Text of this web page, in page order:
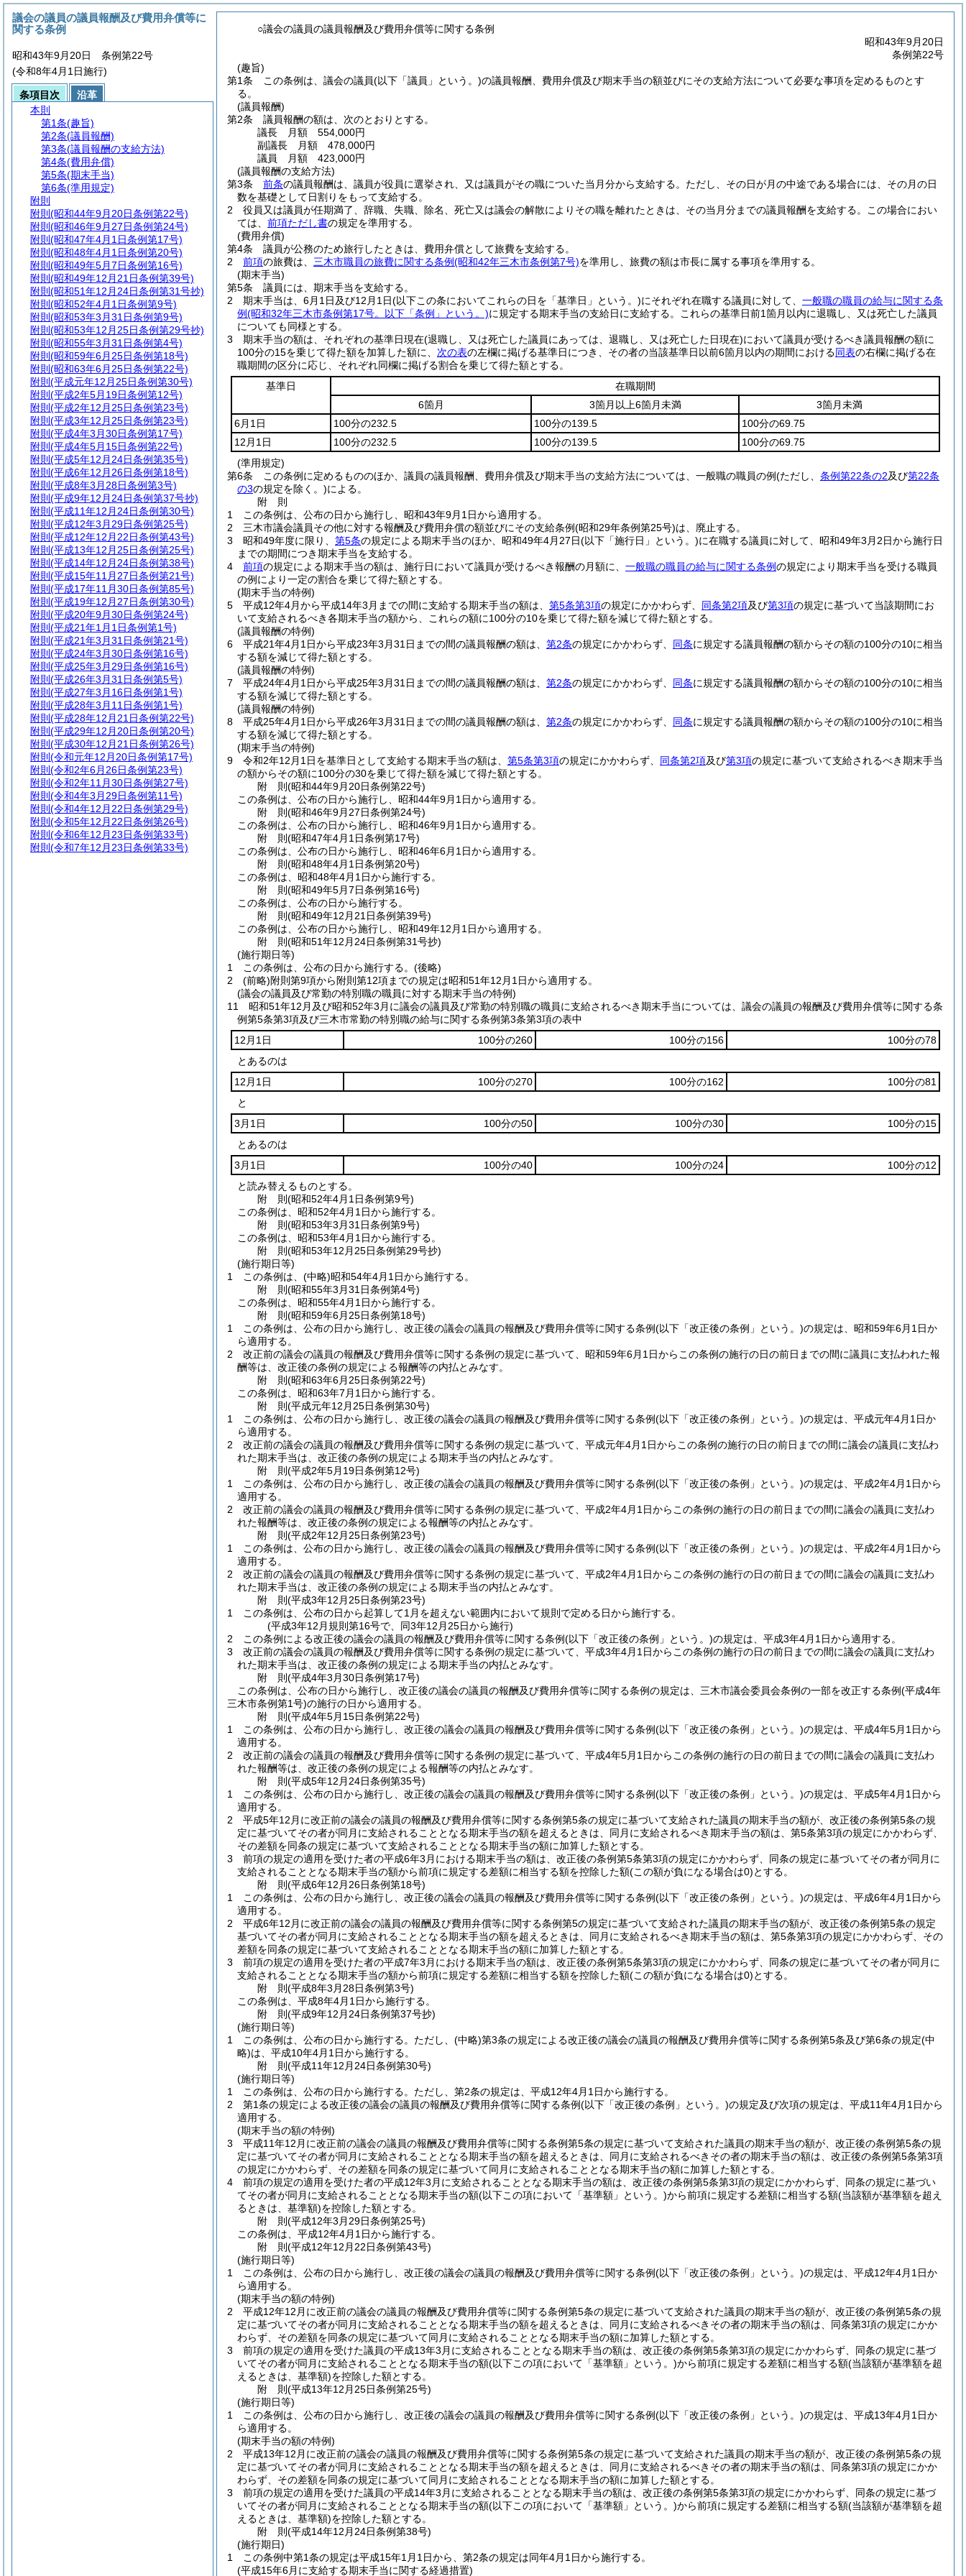
○議会の議員の議員報酬及び費用弁償等に関する条例
昭和43年9月20日
条例第22号
(趣旨)
第1条
この条例は、議会の議員(以下「議員」という。)の議員報酬、費用弁償及び期末手当の額並びにその支給方法について必要な事項を定めるものとす
る。
(議員報酬)
第2条
議員報酬の額は、次のとおりとする。
議長 月額 554,000円
副議長 月額 478,000円
議員 月額 423,000円
(議員報酬の支給方法)
第3条
前条の議員報酬は、議員が役員に選挙され、又は議員がその職についた当月分から支給する。 ただし、その日が月の中途である場合には、その月の日
数を基礎として日割りをもって支給する。
2
役員又は議員が任期満了、辞職、失職、除名、死亡又は議会の解散によりその職を離れたときは、その当月分までの議員報酬を支給する。
この場合におい
ては、 前項ただし書の規定を準用する。
(費用弁償)
第4条
議員が公務のため旅行したときは、費用弁償として旅費を支給する。
2
前項の旅費は、 三木市職員の旅費に関する条例(昭和42年三木市条例第7号)を準用し、旅費の額は市長に属する事項を準用する。
(期末手当)
第5条
議員には、期末手当を支給する。
2
期末手当は、6月1日及び12月1日(以下この条においてこれらの日を「基準日」という。)にそれぞれ在職する議員に対して、 一般職の職員の給与に関する条
例(昭和32年三木市条例第17号。以下「条例」という。)に規定する期末手当の支給日に支給する。
これらの基準日前1箇月以内に退職し、又は死亡した議員
についても同様とする。
3
期末手当の額は、それぞれの基準日現在(退職し、又は死亡した議員にあっては、退職し、又は死亡した日現在)において議員が受けるべき議員報酬の額に
100分の15を乗じて得た額を加算した額に、 次の表の左欄に掲げる基準日につき、その者の当該基準日以前6箇月以内の期間における同表の右欄に掲げる在
職期間の区分に応じ、それぞれ同欄に掲げる割合を乗じて得た額とする。
基準日
在職期間
6箇月
3箇月以上6箇月未満
3箇月未満
6月1日
100分の232.5 100分の139.5
100分の69.75
12月1日
100分の232.5 100分の139.5
100分の69.75
(準用規定)
第6条
この条例に定めるもののほか、議員の議員報酬、費用弁償及び期末手当の支給方法については、一般職の職員の例(ただし、 条例第22条の2及び第22条
の3の規定を除く。)による。
附 則
1
この条例は、公布の日から施行し、昭和43年9月1日から適用する。
2
三木市議会議員その他に対する報酬及び費用弁償の額並びにその支給条例(昭和29年条例第25号)は、廃止する。
3
昭和49年度に限り、 第5条の規定による期末手当のほか、昭和49年4月27日(以下「施行日」という。)に在職する議員に対して、昭和49年3月2日から施行日
までの期間につき期末手当を支給する。
4
前項の規定による期末手当の額は、施行日において議員が受けるべき報酬の月額に、 一般職の職員の給与に関する条例の規定により期末手当を受ける職員
の例により一定の割合を乗じて得た額とする。
(期末手当の特例)
5
平成12年4月から平成14年3月までの間に支給する期末手当の額は、 第5条第3項の規定にかかわらず、 同条第2項及び第3項の規定に基づいて当該期間にお
いて支給されるべき各期末手当の額から、これらの額に100分の10を乗じて得た額を減じて得た額とする。
(議員報酬の特例)
6
平成21年4月1日から平成23年3月31日までの間の議員報酬の額は、 第2条の規定にかかわらず、 同条に規定する議員報酬の額からその額の100分の10に相当
する額を減じて得た額とする。
(議員報酬の特例)
7
平成24年4月1日から平成25年3月31日までの間の議員報酬の額は、 第2条の規定にかかわらず、 同条に規定する議員報酬の額からその額の100分の10に相当
する額を減じて得た額とする。
(議員報酬の特例)
8
平成25年4月1日から平成26年3月31日までの間の議員報酬の額は、 第2条の規定にかかわらず、 同条に規定する議員報酬の額からその額の100分の10に相当
する額を減じて得た額とする。
(期末手当の特例)
9
令和2年12月1日を基準日として支給する期末手当の額は、 第5条第3項の規定にかかわらず、 同条第2項及び第3項の規定に基づいて支給されるべき期末手当
の額からその額に100分の30を乗じて得た額を減じて得た額とする。
附 則(昭和44年9月20日条例第22号)
この条例は、公布の日から施行し、昭和44年9月1日から適用する。
附 則(昭和46年9月27日条例第24号)
この条例は、公布の日から施行し、昭和46年9月1日から適用する。
附 則(昭和47年4月1日条例第17号)
この条例は、公布の日から施行し、昭和46年6月1日から適用する。
附 則(昭和48年4月1日条例第20号)
この条例は、昭和48年4月1日から施行する。
附 則(昭和49年5月7日条例第16号)
この条例は、公布の日から施行する。
附 則(昭和49年12月21日条例第39号)
この条例は、公布の日から施行し、昭和49年12月1日から適用する。
附 則(昭和51年12月24日条例第31号抄)
(施行期日等)
1
この条例は、公布の日から施行する。 (後略)
2
(前略)附則第9項から附則第12項までの規定は昭和51年12月1日から適用する。
(議会の議員及び常勤の特別職の職員に対する期末手当の特例)
11
昭和51年12月及び昭和52年3月に議会の議員及び常勤の特別職の職員に支給されるべき期末手当については、議会の議員の報酬及び費用弁償等に関する条
例第5条第3項及び三木市常勤の特別職の給与に関する条例第3条第3項の表中
12月1日
100分の260 100分の156
100分の78
とあるのは
12月1日
100分の270 100分の162
100分の81
と
3月1日
100分の50 100分の30
100分の15
とあるのは
3月1日
100分の40 100分の24
100分の12
と読み替えるものとする。
附 則(昭和52年4月1日条例第9号)
この条例は、昭和52年4月1日から施行する。
附 則(昭和53年3月31日条例第9号)
この条例は、昭和53年4月1日から施行する。
附 則(昭和53年12月25日条例第29号抄)
(施行期日等)
1
この条例は、 (中略)昭和54年4月1日から施行する。
附 則(昭和55年3月31日条例第4号)
この条例は、昭和55年4月1日から施行する。
附 則(昭和59年6月25日条例第18号)
1
この条例は、公布の日から施行し、改正後の議会の議員の報酬及び費用弁償等に関する条例(以下「改正後の条例」という。)の規定は、昭和59年6月1日か
ら適用する。
2
改正前の議会の議員の報酬及び費用弁償等に関する条例の規定に基づいて、昭和59年6月1日からこの条例の施行の日の前日までの間に議員に支払われた報
酬等は、改正後の条例の規定による報酬等の内払とみなす。
附 則(昭和63年6月25日条例第22号)
この条例は、昭和63年7月1日から施行する。
附 則(平成元年12月25日条例第30号)
1
この条例は、公布の日から施行し、改正後の議会の議員の報酬及び費用弁償等に関する条例(以下「改正後の条例」という。)の規定は、平成元年4月1日か
ら適用する。
2
改正前の議会の議員の報酬及び費用弁償等に関する条例の規定に基づいて、平成元年4月1日からこの条例の施行の日の前日までの間に議会の議員に支払わ
れた期末手当は、改正後の条例の規定による期末手当の内払とみなす。
附 則(平成2年5月19日条例第12号)
1
この条例は、公布の日から施行し、改正後の議会の議員の報酬及び費用弁償等に関する条例(以下「改正後の条例」という。)の規定は、平成2年4月1日から
適用する。
2
改正前の議会の議員の報酬及び費用弁償等に関する条例の規定に基づいて、平成2年4月1日からこの条例の施行の日の前日までの間に議会の議員に支払わ
れた報酬等は、改正後の条例の規定による報酬等の内払とみなす。
附 則(平成2年12月25日条例第23号)
1
この条例は、公布の日から施行し、改正後の議会の議員の報酬及び費用弁償等に関する条例(以下「改正後の条例」という。)の規定は、平成2年4月1日から
適用する。
2
改正前の議会の議員の報酬及び費用弁償等に関する条例の規定に基づいて、平成2年4月1日からこの条例の施行の日の前日までの間に議会の議員に支払わ
れた期末手当は、改正後の条例の規定による期末手当の内払とみなす。
附 則(平成3年12月25日条例第23号)
1
この条例は、公布の日から起算して1月を超えない範囲内において規則で定める日から施行する。
(平成3年12月規則第16号で、同3年12月25日から施行)
2
この条例による改正後の議会の議員の報酬及び費用弁償等に関する条例(以下「改正後の条例」という。)の規定は、平成3年4月1日から適用する。
3
改正前の議会の議員の報酬及び費用弁償等に関する条例の規定に基づいて、平成3年4月1日からこの条例の施行の日の前日までの間に議会の議員に支払わ
れた期末手当は、改正後の条例の規定による期末手当の内払とみなす。
附 則(平成4年3月30日条例第17号)
この条例は、公布の日から施行し、改正後の議会の議員の報酬及び費用弁償等に関する条例の規定は、三木市議会委員会条例の一部を改正する条例(平成4年
三木市条例第1号)の施行の日から適用する。
附 則(平成4年5月15日条例第22号)
1
この条例は、公布の日から施行し、改正後の議会の議員の報酬及び費用弁償等に関する条例(以下「改正後の条例」という。)の規定は、平成4年5月1日から
適用する。
2
改正前の議会の議員の報酬及び費用弁償等に関する条例の規定に基づいて、平成4年5月1日からこの条例の施行の日の前日までの間に議会の議員に支払わ
れた報酬等は、改正後の条例の規定による報酬等の内払とみなす。
附 則(平成5年12月24日条例第35号)
1
この条例は、公布の日から施行し、改正後の議会の議員の報酬及び費用弁償等に関する条例(以下「改正後の条例」という。)の規定は、平成5年4月1日から
適用する。
2
平成5年12月に改正前の議会の議員の報酬及び費用弁償等に関する条例第5条の規定に基づいて支給された議員の期末手当の額が、改正後の条例第5条の規
定に基づいてその者が同月に支給されることとなる期末手当の額を超えるときは、同月に支給されるべき期末手当の額は、第5条第3項の規定にかかわらず、
その差額を同条の規定に基づいて支給されることとなる期末手当の額に加算した額とする。
3
前項の規定の適用を受けた者の平成6年3月における期末手当の額は、改正後の条例第5条第3項の規定にかかわらず、同条の規定に基づいてその者が同月に
支給されることとなる期末手当の額から前項に規定する差額に相当する額を控除した額(この額が負になる場合は0)とする。
附 則(平成6年12月26日条例第18号)
1
この条例は、公布の日から施行し、改正後の議会の議員の報酬及び費用弁償等に関する条例(以下「改正後の条例」という。)の規定は、平成6年4月1日から
適用する。
2
平成6年12月に改正前の議会の議員の報酬及び費用弁償等に関する条例第5の規定に基づいて支給された議員の期末手当の額が、改正後の条例第5条の規定
基づいてその者が同月に支給されることとなる期末手当の額を超えるときは、同月に支給されるべき期末手当の額は、第5条第3項の規定にかかわらず、その
差額を同条の規定に基づいて支給されることとなる期末手当の額に加算した額とする。
3
前項の規定の適用を受けた者の平成7年3月における期末手当の額は、改正後の条例第5条第3項の規定にかかわらず、同条の規定に基づいてその者が同月に
支給されることとなる期末手当の額から前項に規定する差額に相当する額を控除した額(この額が負になる場合は0)とする。
附 則(平成8年3月28日条例第3号)
この条例は、平成8年4月1日から施行する。
附 則(平成9年12月24日条例第37号抄)
(施行期日等)
1
この条例は、公布の日から施行する。 ただし、 (中略)第3条の規定による改正後の議会の議員の報酬及び費用弁償等に関する条例第5条及び第6条の規定(中
略)は、平成10年4月1日から施行する。
附 則(平成11年12月24日条例第30号)
(施行期日等)
1
この条例は、公布の日から施行する。 ただし、第2条の規定は、平成12年4月1日から施行する。
2
第1条の規定による改正後の議会の議員の報酬及び費用弁償等に関する条例(以下「改正後の条例」という。)の規定及び次項の規定は、平成11年4月1日から
適用する。
(期末手当の額の特例)
3
平成11年12月に改正前の議会の議員の報酬及び費用弁償等に関する条例第5条の規定に基づいて支給された議員の期末手当の額が、改正後の条例第5条の規
定に基づいてその者が同月に支給されることとなる期末手当の額を超えるときは、同月に支給されるべきその者の期末手当の額は、改正後の条例第5条第3項
の規定にかかわらず、その差額を同条の規定に基づいて同月に支給されることとなる期末手当の額に加算した額とする。
4
前項の規定の適用を受けた者の平成12年3月に支給されることとなる期末手当の額は、改正後の条例第5条第3項の規定にかかわらず、同条の規定に基づい
てその者が同月に支給されることとなる期末手当の額(以下この項において「基準額」という。)から前項に規定する差額に相当する額(当該額が基準額を超え
るときは、基準額)を控除した額とする。
附 則(平成12年3月29日条例第25号)
この条例は、平成12年4月1日から施行する。
附 則(平成12年12月22日条例第43号)
(施行期日等)
1
この条例は、公布の日から施行し、改正後の議会の議員の報酬及び費用弁償等に関する条例(以下「改正後の条例」という。)の規定は、平成12年4月1日か
ら適用する。
(期末手当の額の特例)
2
平成12年12月に改正前の議会の議員の報酬及び費用弁償等に関する条例第5条の規定に基づいて支給された議員の期末手当の額が、改正後の条例第5条の規
定に基づいてその者が同月に支給されることとなる期末手当の額を超えるときは、同月に支給されるべきその者の期末手当の額は、同条第3項の規定にかか
わらず、その差額を同条の規定に基づいて同月に支給されることとなる期末手当の額に加算した額とする。
3
前項の規定の適用を受けた議員の平成13年3月に支給されることとなる期末手当の額は、改正後の条例第5条第3項の規定にかかわらず、同条の規定に基づ
いてその者が同月に支給されることとなる期末手当の額(以下この項において「基準額」という。)から前項に規定する差額に相当する額(当該額が基準額を超
えるときは、基準額)を控除した額とする。
附 則(平成13年12月25日条例第25号)
(施行期日等)
1
この条例は、公布の日から施行し、改正後の議会の議員の報酬及び費用弁償等に関する条例(以下「改正後の条例」という。)の規定は、平成13年4月1日か
ら適用する。
(期末手当の額の特例)
2
平成13年12月に改正前の議会の議員の報酬及び費用弁償等に関する条例第5条の規定に基づいて支給された議員の期末手当の額が、改正後の条例第5条の規
定に基づいてその者が同月に支給されることとなる期末手当の額を超えるときは、同月に支給されるべきその者の期末手当の額は、同条第3項の規定にかか
わらず、その差額を同条の規定に基づいて同月に支給されることとなる期末手当の額に加算した額とする。
3
前項の規定の適用を受けた議員の平成14年3月に支給されることとなる期末手当の額は、改正後の条例第5条第3項の規定にかかわらず、同条の規定に基づ
いてその者が同月に支給されることとなる期末手当の額(以下この項において「基準額」という。)から前項に規定する差額に相当する額(当該額が基準額を超
えるときは、基準額)を控除した額とする。
附 則(平成14年12月24日条例第38号)
(施行期日)
1
この条例中第1条の規定は平成15年1月1日から、第2条の規定は同年4月1日から施行する。
(平成15年6月に支給する期末手当に関する経過措置)
議会の議員の議員報酬及び費用弁償等に
関する条例
昭和43年9月20日 条例第22号
(令和8年4月1日施行)
条項目次
沿革
本則
第1条(趣旨)
第2条(議員報酬)
第3条(議員報酬の支給方法)
第4条(費用弁償)
第5条(期末手当)
第6条(準用規定)
附則
附則 (昭和44年9月20日条例第22号)
附則 (昭和46年9月27日条例第24号)
附則 (昭和47年4月1日条例第17号)
附則 (昭和48年4月1日条例第20号)
附則 (昭和49年5月7日条例第16号)
附則 (昭和49年12月21日条例第39号)
附則 (昭和51年12月24日条例第31号抄)
附則 (昭和52年4月1日条例第9号)
附則 (昭和53年3月31日条例第9号)
附則 (昭和53年12月25日条例第29号抄)
附則 (昭和55年3月31日条例第4号)
附則 (昭和59年6月25日条例第18号)
附則 (昭和63年6月25日条例第22号)
附則 (平成元年12月25日条例第30号)
附則 (平成2年5月19日条例第12号)
附則 (平成2年12月25日条例第23号)
附則 (平成3年12月25日条例第23号)
附則 (平成4年3月30日条例第17号)
附則 (平成4年5月15日条例第22号)
附則 (平成5年12月24日条例第35号)
附則 (平成6年12月26日条例第18号)
附則 (平成8年3月28日条例第3号)
附則 (平成9年12月24日条例第37号抄)
附則 (平成11年12月24日条例第30号)
附則 (平成12年3月29日条例第25号)
附則 (平成12年12月22日条例第43号)
附則 (平成13年12月25日条例第25号)
附則 (平成14年12月24日条例第38号)
附則 (平成15年11月27日条例第21号)
附則 (平成17年11月30日条例第85号)
附則 (平成19年12月27日条例第30号)
附則 (平成20年9月30日条例第24号)
附則 (平成21年1月1日条例第1号)
附則 (平成21年3月31日条例第21号)
附則 (平成24年3月30日条例第16号)
附則 (平成25年3月29日条例第16号)
附則 (平成26年3月31日条例第5号)
附則 (平成27年3月16日条例第1号)
附則 (平成28年3月11日条例第1号)
附則 (平成28年12月21日条例第22号)
附則 (平成29年12月20日条例第20号)
附則 (平成30年12月21日条例第26号)
附則 (令和元年12月20日条例第17号)
附則 (令和2年6月26日条例第23号)
附則 (令和2年11月30日条例第27号)
附則 (令和4年3月29日条例第11号)
附則 (令和4年12月22日条例第29号)
附則 (令和5年12月22日条例第26号)
附則 (令和6年12月23日条例第33号)
附則 (令和7年12月23日条例第33号)